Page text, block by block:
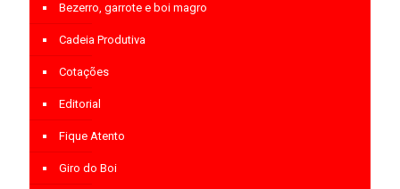
Bezerro, garrote e boi magro
Cadeia Produtiva
Cotações
Editorial
Fique Atento
Giro do Boi